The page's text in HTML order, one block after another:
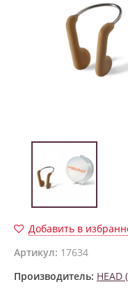
Добавить в
Артикул: 17634
Производитель: HEAD